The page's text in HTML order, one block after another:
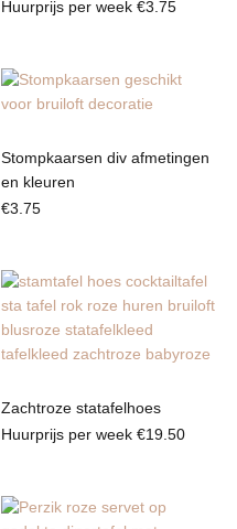
Huurprijs per week €3.75
Stompkaarsen div afmetingen
en kleuren
€3.75
Zachtroze statafelhoes
Huurprijs per week €19.50